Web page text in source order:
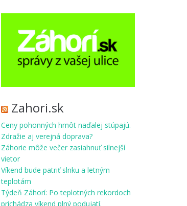
Zahori.sk
Ceny pohonných hmôt naďalej stúpajú.
Zdražie aj verejná doprava?
Záhorie môže večer zasiahnuť silnejší
vietor
Víkend bude patriť slnku a letným
teplotám
Týdeň Záhorí: Po teplotných rekordoch
prichádza víkend plný podujatí.